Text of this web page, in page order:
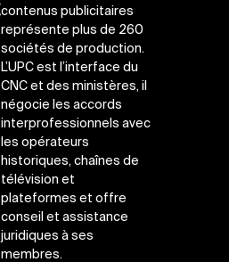
contenus publicitaires
représente plus de 260
sociétés de production.
L’UPC est l’interface du
CNC et des ministères, il
négocie les accords
interprofessionnels avec
les opérateurs
historiques, chaînes de
télévision et
plateformes et offre
conseil et assistance
juridiques à ses
membres.